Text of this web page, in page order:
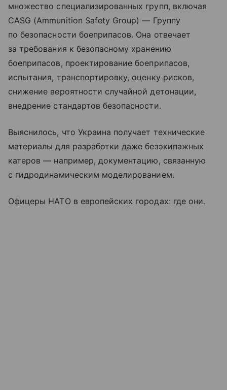
множество специализированных групп, включая
CASG (Ammunition Safety Group) — Группу
по безопасности боеприпасов. Она отвечает
за требования к безопасному хранению
боеприпасов, проектирование боеприпасов,
испытания, транспортировку, оценку рисков,
снижение вероятности случайной детонации,
внедрение стандартов безопасности.
Выяснилось, что Украина получает технические
материалы для разработки даже безэкипажных
катеров — например, документацию, связанную
с гидродинамическим моделированием.
Офицеры НАТО в европейских городах: где они.